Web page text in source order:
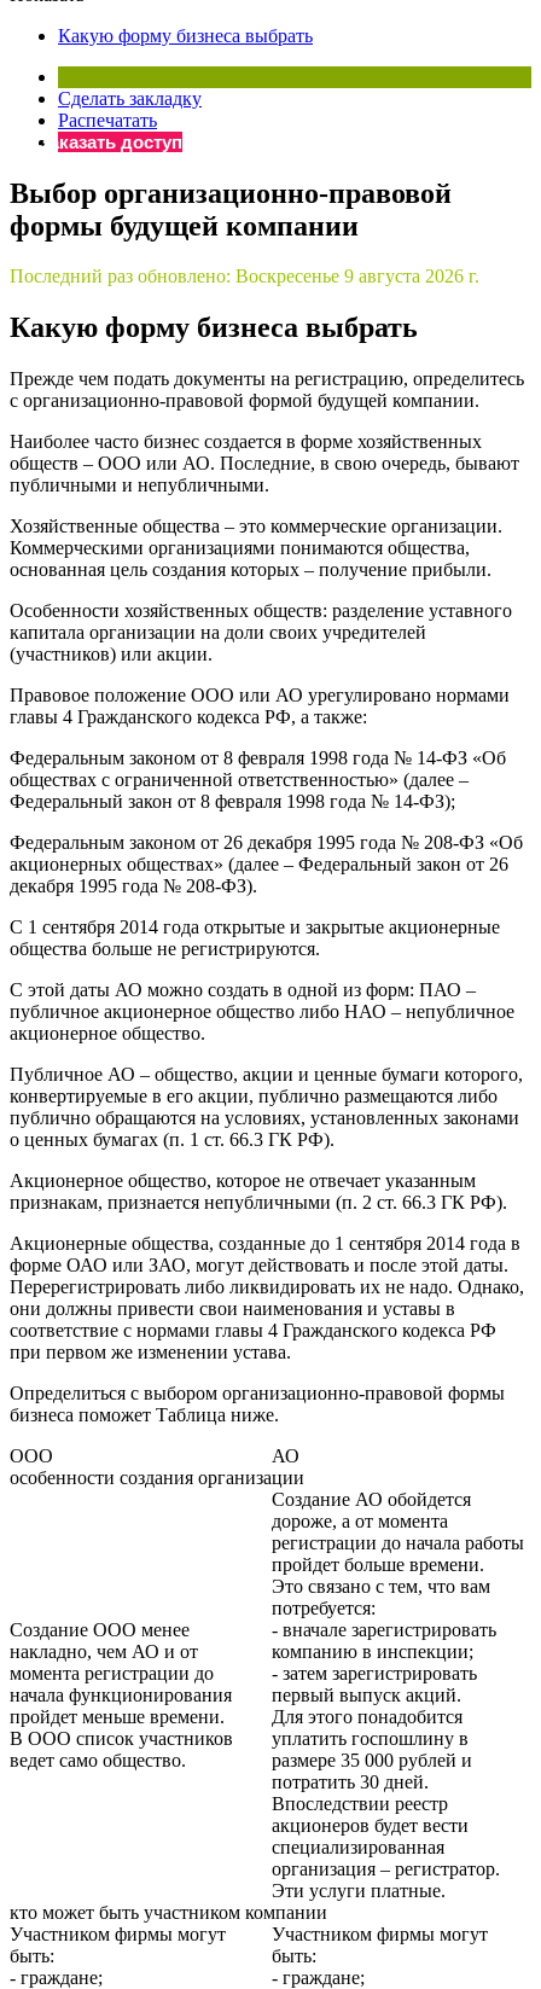
Бератор
«Нормативные акты для бухгалтера»
Материалы электронного журнала
Онлайн-сервисы «Учетная политика» и «Алгоритмы для
Просто заполните форму, и мы вышлем вам на почту
Какую форму бизнеса выбрать
Сделать закладку
Распечатать
Заказать доступ
Выбор организационно-правовой
формы будущей компании
Последний раз обновлено: Воскресенье 9 августа 2026 г.
Какую форму бизнеса выбрать
Прежде чем подать документы на регистрацию, определитесь
с организационно-правовой формой будущей компании.
Наиболее часто бизнес создается в форме хозяйственных
обществ – ООО или АО. Последние, в свою очередь, бывают
публичными и непубличными.
Хозяйственные общества – это коммерческие организации.
Коммерческими организациями понимаются общества,
основанная цель создания которых – получение прибыли.
Особенности хозяйственных обществ: разделение уставного
капитала организации на доли своих учредителей
(участников) или акции.
Правовое положение ООО или АО урегулировано нормами
главы 4 Гражданского кодекса РФ, а также:
Федеральным законом от 8 февраля 1998 года № 14-ФЗ «Об
обществах с ограниченной ответственностью» (далее –
Федеральный закон от 8 февраля 1998 года № 14-ФЗ);
Федеральным законом от 26 декабря 1995 года № 208-ФЗ «Об
акционерных обществах» (далее – Федеральный закон от 26
декабря 1995 года № 208-ФЗ).
С 1 сентября 2014 года открытые и закрытые акционерные
общества больше не регистрируются.
С этой даты АО можно создать в одной из форм: ПАО –
публичное акционерное общество либо НАО – непубличное
акционерное общество.
Публичное АО – общество, акции и ценные бумаги которого,
конвертируемые в его акции, публично размещаются либо
публично обращаются на условиях, установленных законами
о ценных бумагах (п. 1 ст. 66.3 ГК РФ).
Акционерное общество, которое не отвечает указанным
признакам, признается непубличными (п. 2 ст. 66.3 ГК РФ).
Акционерные общества, созданные до 1 сентября 2014 года в
форме ОАО или ЗАО, могут действовать и после этой даты.
Перерегистрировать либо ликвидировать их не надо. Однако,
они должны привести свои наименования и уставы в
соответствие с нормами главы 4 Гражданского кодекса РФ
при первом же изменении устава.
Определиться с выбором организационно-правовой формы
бизнеса поможет Таблица ниже.
ООО
АО
особенности создания организации
Создание ООО менее
накладно, чем АО и от
момента регистрации до
начала функционирования
пройдет меньше времени.
В ООО список участников
ведет само общество.
Создание АО обойдется
дороже, а от момента
регистрации до начала работы
пройдет больше времени.
Это связано с тем, что вам
потребуется:
- вначале зарегистрировать
компанию в инспекции;
- затем зарегистрировать
первый выпуск акций.
Для этого понадобится
уплатить госпошлину в
размере 35 000 рублей и
потратить 30 дней.
Впоследствии реестр
акционеров будет вести
специализированная
организация – регистратор.
Эти услуги платные.
кто может быть участником компании
Участником фирмы могут
быть:
- граждане;
Участником фирмы могут
быть:
- граждане;